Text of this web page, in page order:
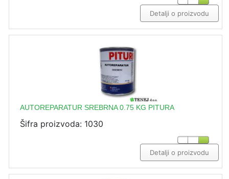
Detalji o proizvodu
AUTOREPARATUR SREBRNA 0.75 KG PITURA
Šifra proizvoda: 1030
Detalji o proizvodu